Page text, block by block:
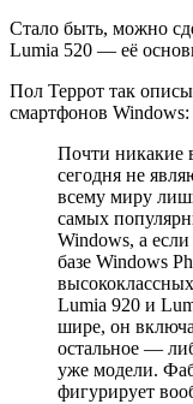
Стало быть, можно
Lumia 520 — её
Пол Террот так
смартфонов Windows:
Почти никакие
сегодня не
всему миру
самых
Windows, а
базе Windows
Lumia 920 и
шире, он
остальное —
уже модели.
фигурирует